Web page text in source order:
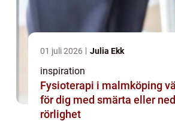
01 juli 2026 Julia Ekk
inspiration
Fysioterapi i malmköping vägledning
för dig med smärta eller
rörlighet